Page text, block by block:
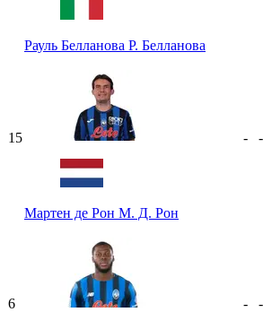
Рауль Белланова Р. Белланова
15
Мартен де Рон М. Д. Рон
- -
6 - -